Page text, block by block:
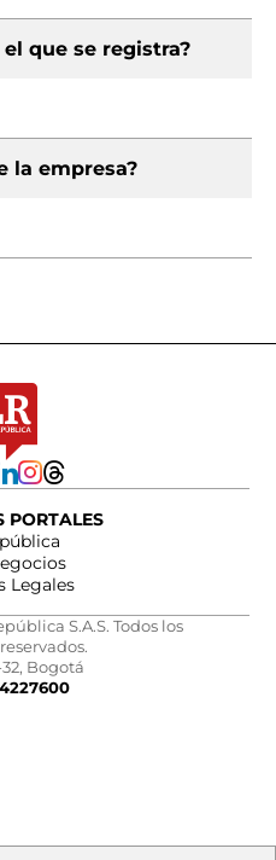
que se registra?
la empresa?
PORTALES
Legales
S.A.S. Todos los
32, Bogotá